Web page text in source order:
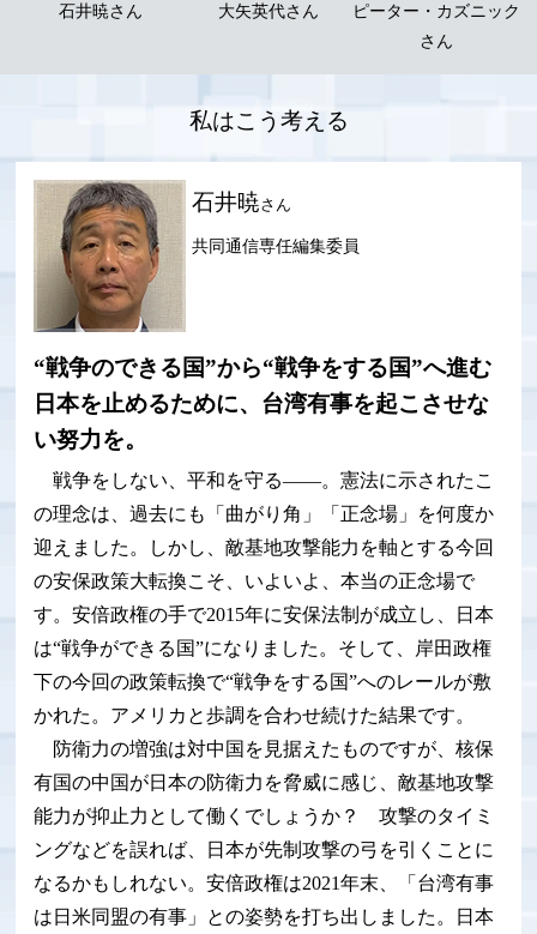
石井暁さん 大矢英代さん
ピーター・カズニック
さん
私はこう考える
石井暁さん
共同通信専任編集委員
“戦争のできる国”から“戦争をする国”へ進む
日本を止めるために、台湾有事を起こさせな
い努力を。
戦争をしない、平和を守る――。憲法に示されたこ
の理念は、過去にも「曲がり角」「正念場」を何度か
迎えました。しかし、敵基地攻撃能力を軸とする今回
の安保政策大転換こそ、いよいよ、本当の正念場で
す。安倍政権の手で2015年に安保法制が成立し、日本
は“戦争ができる国”になりました。そして、岸田政権
下の今回の政策転換で“戦争をする国”へのレールが敷
かれた。アメリカと歩調を合わせ続けた結果です。
防衛力の増強は対中国を見据えたものですが、核保
有国の中国が日本の防衛力を脅威に感じ、敵基地攻撃
能力が抑止力として働くでしょうか？ 攻撃のタイミ
ングなどを誤れば、日本が先制攻撃の弓を引くことに
なるかもしれない。安倍政権は2021年末、「台湾有事
は日米同盟の有事」との姿勢を打ち出しました。日本